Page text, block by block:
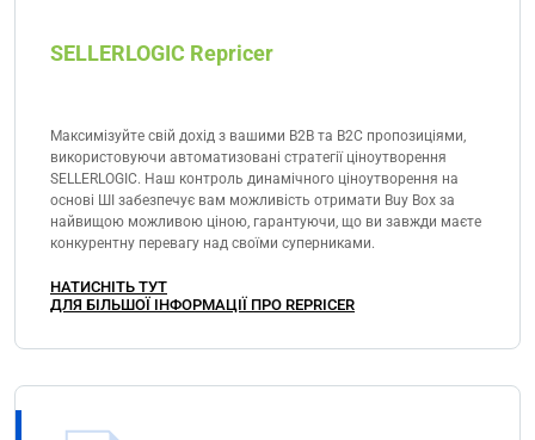
SELLERLOGIC Repricer
Максимізуйте свій дохід з вашими B2B та B2C пропозиціями,
використовуючи автоматизовані стратегії ціноутворення
SELLERLOGIC. Наш контроль динамічного ціноутворення на
основі ШІ забезпечує вам можливість отримати Buy Box за
найвищою можливою ціною, гарантуючи, що ви завжди маєте
конкурентну перевагу над своїми суперниками.
НАТИСНІТЬ ТУТ
ДЛЯ БІЛЬШОЇ ІНФОРМАЦІЇ ПРО REPRICER